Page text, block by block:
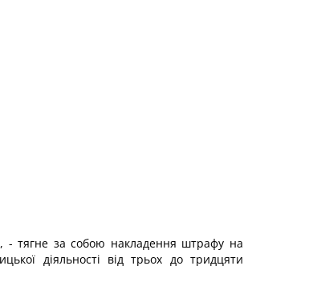
- тягне за собою накладення штрафу на
діяльності від трьох до тридцяти